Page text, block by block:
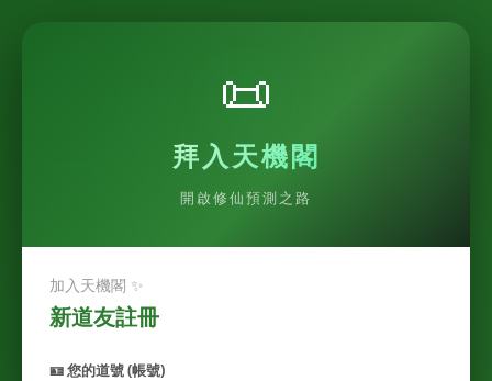
📜
拜入天機閣
開啟修仙預測之路
加入天機閣 ✨
新道友註冊
🪪 您的道號 (帳號)